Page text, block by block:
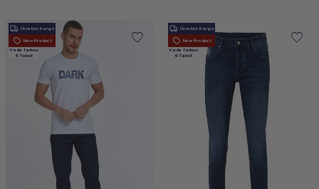
Ücretsiz Kargo
New Product
Vade farksız
6 Taksit
Ücretsiz Kargo
New Product
Vade farksız
6 Taksit